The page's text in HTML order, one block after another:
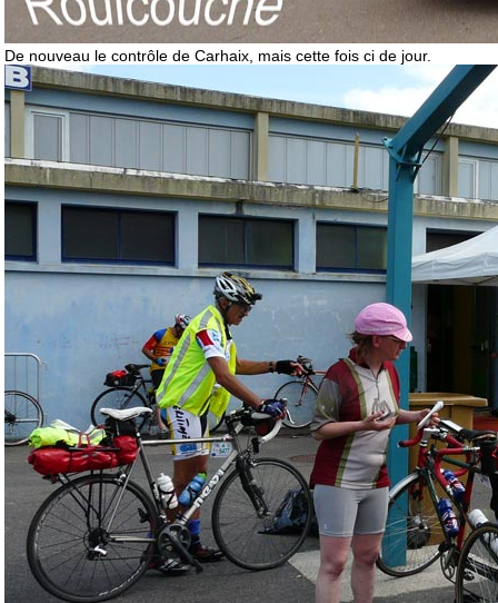
De nouveau le contrôle de Carhaix, mais cette fois ci de jour.